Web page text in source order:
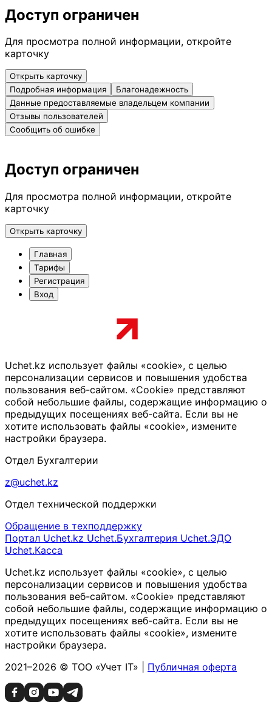
Доступ ограничен
Для просмотра полной информации, откройте
карточку
Открыть карточку
Подробная информация
Благонадежность
Данные предоставляемые владельцем компании
Отзывы пользователей
Сообщить об ошибке
Доступ ограничен
Для просмотра полной информации, откройте
карточку
Открыть карточку
Главная
Тарифы
Регистрация
Вход
Uchet.kz использует файлы «cookie», с целью
персонализации сервисов и повышения удобства
пользования веб-сайтом. «Cookie» представляют
собой небольшие файлы, содержащие информацию о
предыдущих посещениях веб-сайта. Если вы не
хотите использовать файлы «cookie», измените
настройки браузера.
Отдел Бухгалтерии
z@uchet.kz
Отдел технической поддержки
Обращение в техподдержку
Портал Uchet.kz Uchet.Бухгалтерия Uchet.ЭДО
Uchet.Касса
Uchet.kz использует файлы «cookie», с целью
персонализации сервисов и повышения удобства
пользования веб-сайтом. «Cookie» представляют
собой небольшие файлы, содержащие информацию о
предыдущих посещениях веб-сайта. Если вы не
хотите использовать файлы «cookie», измените
настройки браузера.
2021–2026 © ТОО «Учет IT» | Публичная оферта